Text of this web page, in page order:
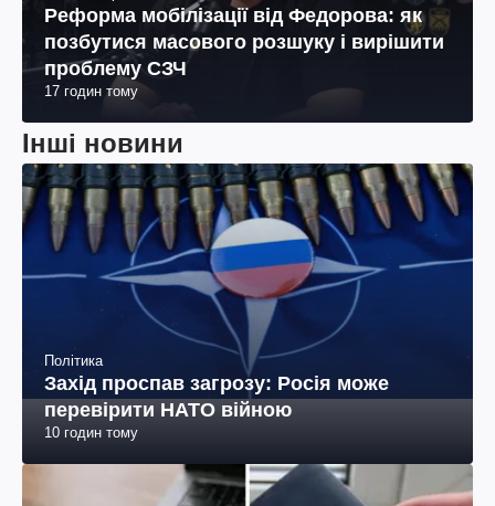
Політика
Захід проспав загрозу: Росія може
перевірити НАТО війною
10 годин тому